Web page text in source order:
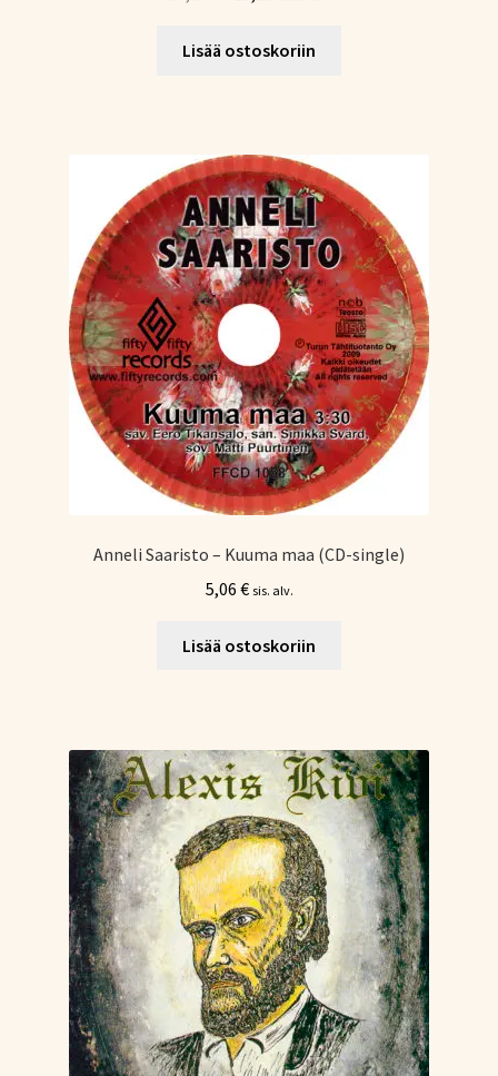
oli:
on:
Lisää ostoskoriin
Anneli Saaristo – Kuuma maa (CD-single)
5,06 € sis. alv.
Lisää ostoskoriin